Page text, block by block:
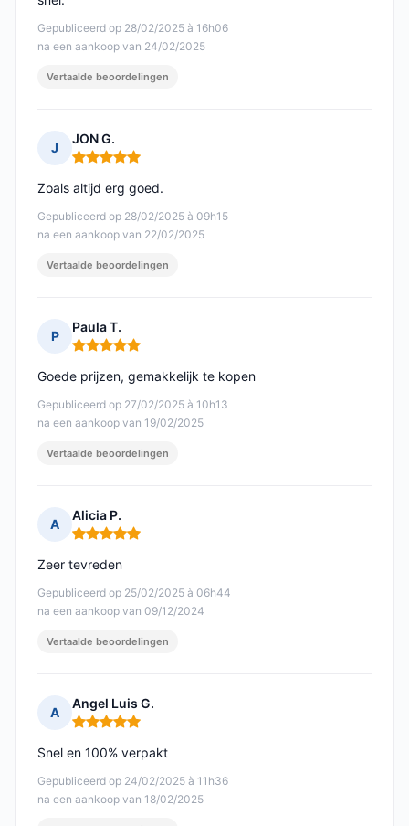
Gepubliceerd op 28/02/2025 à 16h06
na een aankoop van 24/02/2025
Vertaalde beoordelingen
J
JON G.
Opmerking: 5 van 5
Gepubliceerd op 28/02/2025 à 09h15
na een aankoop van 22/02/2025
Zoals altijd erg goed.
Vertaalde beoordelingen
P
Paula T.
Opmerking: 5 van 5
Gepubliceerd op 27/02/2025 à 10h13
na een aankoop van 19/02/2025
Goede prijzen, gemakkelijk te kopen
Vertaalde beoordelingen
A
Alicia P.
Opmerking: 5 van 5
Gepubliceerd op 25/02/2025 à 06h44
na een aankoop van 09/12/2024
Zeer tevreden
Vertaalde beoordelingen
A
Angel Luis G.
Opmerking: 5 van 5
Gepubliceerd op 24/02/2025 à 11h36
na een aankoop van 18/02/2025
Snel en 100% verpakt